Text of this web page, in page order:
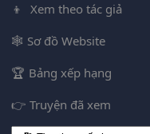
Xem theo tác giả
Sơ đồ Website
Bảng xếp hạng
Truyện đã xem